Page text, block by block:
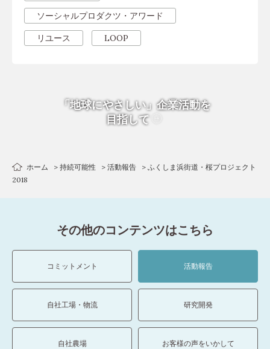
ソーシャルプロダクツ・アワード
リユース LOOP
「地球にやさしい」企業活動を
目指して
ホーム 持続可能性 活動報告
ふくしま浜街道・桜プロジェクト
2018
その他のコンテンツはこちら
コミットメント 活動報告
自社工場・物流 研究開発
自社農場 お客様の声をいかして